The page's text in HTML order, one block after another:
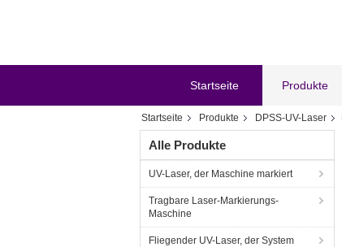
Startseite Produkte
Startseite Produkte DPSS-UV-Laser
Alle Produkte
UV-Laser, der Maschine markiert
Tragbare Laser-Markierungs-
Maschine
Fliegender UV-Laser, der System